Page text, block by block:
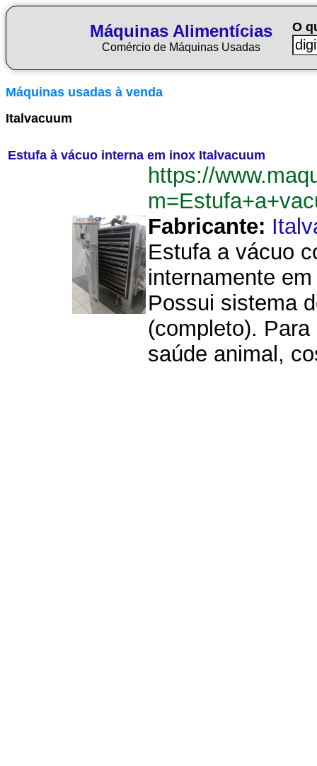
Máquinas Alimentícias
Comércio de Máquinas Usadas
O
Máquinas usadas à venda
Italvacuum
Estufa à vácuo interna em inox Italvacuum
https://
Fabricante:
Estufa a vácuo
internamente
Possui sistema
(completo).
saúde animal,